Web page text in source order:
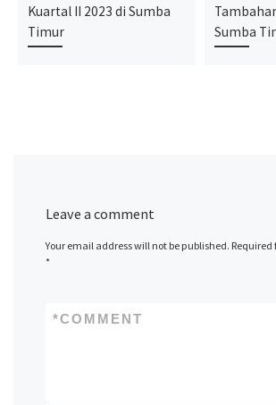
Kuartal II 2023 di Sumba
Timur
Sumba
Leave a comment
Your email address will not be published. Required
*
COMMENT
*